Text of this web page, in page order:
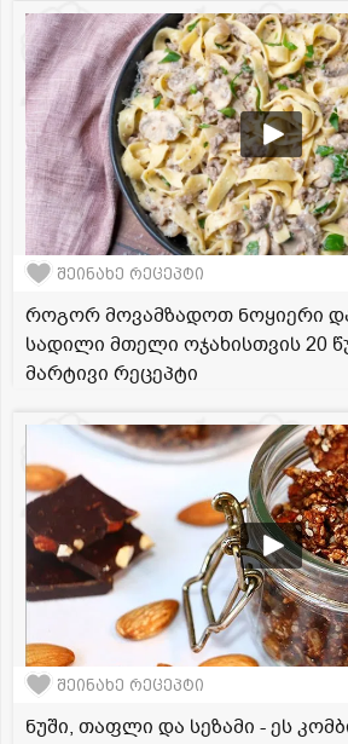
შეინახე რეცეპტი
როგორ მოვამზადოთ ნოყიერი
სადილი მთელი ოჯახისთვის 20
მარტივი რეცეპტი
შეინახე რეცეპტი
ნუში, თაფლი და სეზამი - ეს